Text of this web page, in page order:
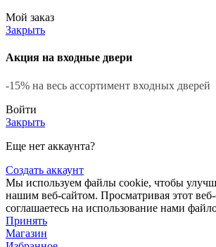
Мой заказ
Закрыть
Акция на входные двери
-15% на весь ассортимент входных дверей
Войти
Закрыть
Еще нет аккаунта?
Создать аккаунт
Мы используем файлы cookie, чтобы
нашим веб-сайтом. Просматривая этот
соглашаетесь на использование нами
Принять
Магазин